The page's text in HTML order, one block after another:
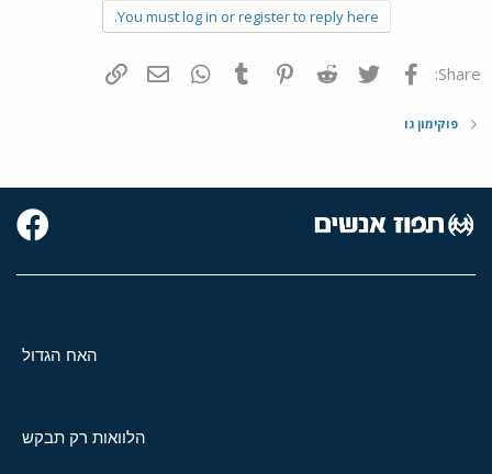
You must log in or register to reply here.
Share: פייסבוק Twitter
Reddit
Pinterest
Tumblr
WhatsAppדואר אלקטרוני
פוקימון גו
האח הגדול
הלוואות רק תבקש